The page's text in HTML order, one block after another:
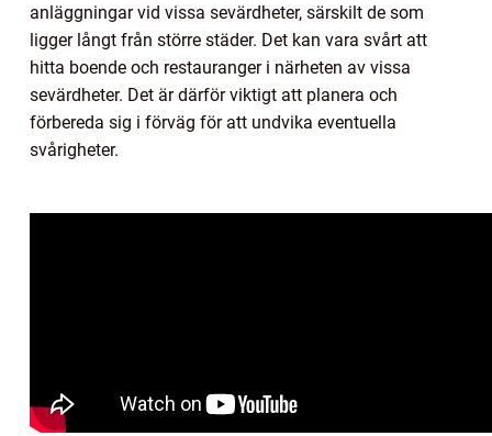
anläggningar vid vissa sevärdheter, särskilt de som
ligger långt från större städer. Det kan vara svårt att
hitta boende och restauranger i närheten av vissa
sevärdheter. Det är därför viktigt att planera och
förbereda sig i förväg för att undvika eventuella
svårigheter.